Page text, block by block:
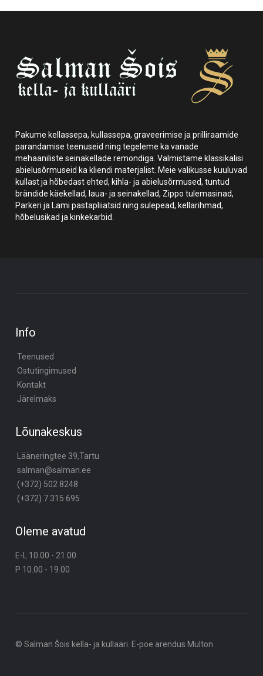
Pakume kellassepa, kullassepa, graveerimise ja prilliraamide
parandamise teenuseid ning tegeleme ka vanade
mehaaniliste seinakellade remondiga. Valmistame klassikalisi
abielusõrmuseid ka kliendi materjalist. Meie valikusse kuuluvad
kullast ja hõbedast ehted, kihla- ja abielusõrmused, tuntud
brändide käekellad, laua- ja seinakellad, Zippo tulemasinad,
Parkeri ja Lami pastapliiatsid ning sulepead, kellarihmad,
hõbelusikad ja kinkekarbid.
Info
Teenused
Ostutingimused
Kontakt
Järelmaks
Lõunakeskus
Lääneringtee 39,Tartu
salman@salman.ee
(+372) 502 8248
(+372) 7 315 695
Oleme avatud
E-L 10.00 - 21.00
P 10.00 - 19.00
© Salman Šois kella- ja kullaäri. E-poe arendus Multon